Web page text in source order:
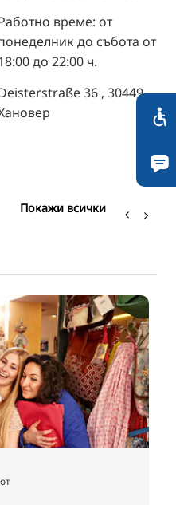
време: от
до събота от
до 22:00 ч.
36 , 30449
Покажи всички